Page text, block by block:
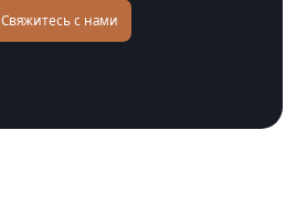
Свяжитесь с нами